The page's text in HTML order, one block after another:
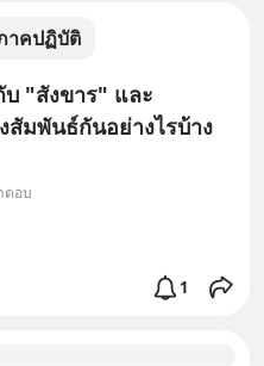
าคปฏิบัติ
"สังขาร" และ
สัมพันธ์กันอย่างไรบ้าง
ตอบ
1